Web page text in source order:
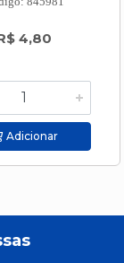
4,80
Adicionar